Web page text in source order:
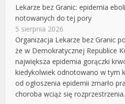
Lekarze bez Granic: epidemia
notowanych do tej pory
5 sierpnia 2026
Organizacja Lekarze bez Granic
że w Demokratycznej Republice
największa epidemia gorączki
kiedykolwiek odnotowano w tym
od ogłoszenia epidemii zmarło
choroba wciąż się rozprzestrzenia.